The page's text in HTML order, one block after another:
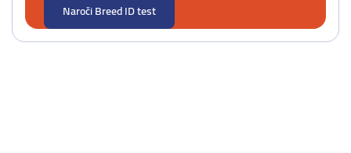
Naroči Breed ID test